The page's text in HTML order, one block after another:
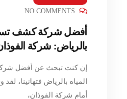
NO COMMENTS
أفضل شركة كشف
بالرياض: شركة
إن كنت تبحث عن أفضل
المياه بالرياض فتهانينا،
أمام شركة الفوذان،